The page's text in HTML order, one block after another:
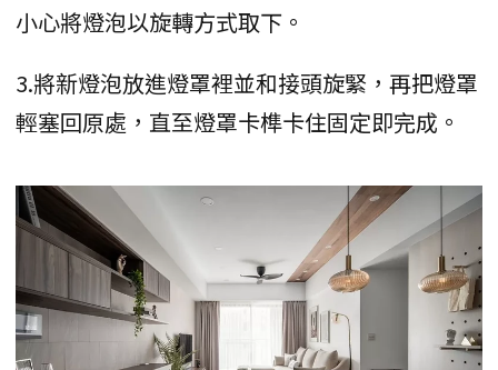
小心將燈泡以旋轉方式取下。
3.將新燈泡放進燈罩裡並和接頭旋緊，再把燈罩
輕塞回原處，直至燈罩卡榫卡住固定即完成。